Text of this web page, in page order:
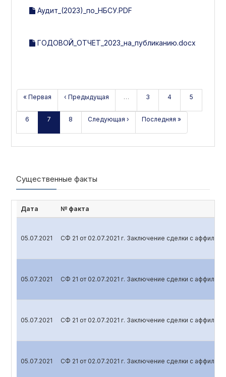
Аудит_(2023)_по_НБСУ.PDF
ГОДОВОЙ_ОТЧЕТ_2023_на_публиканию.docx
« Первая ‹ Предыдущая … 3 4 5
6 7 8 Следующая › Последняя »
Существенные факты
Дата № факта
05.07.2021 СФ 21 от 02.07.2021 г. Заключение сделки с
05.07.2021 СФ 21 от 02.07.2021 г. Заключение сделки с
05.07.2021 СФ 21 от 02.07.2021 г. Заключение сделки с
05.07.2021 СФ 21 от 02.07.2021 г. Заключение сделки с